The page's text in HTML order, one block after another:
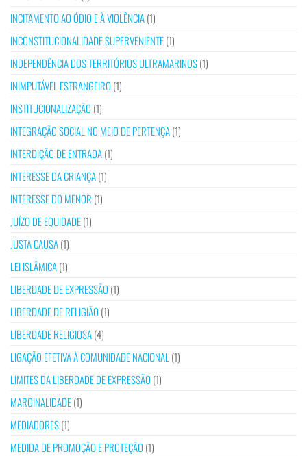
INCITAMENTO AO ÓDIO E À VIOLÊNCIA(1)
INCONSTITUCIONALIDADE SUPERVENIENTE(1)
INDEPENDÊNCIA DOS TERRITÓRIOS ULTRAMARINOS(1)
INIMPUTÁVEL ESTRANGEIRO (1)
INSTITUCIONALIZAÇÃO (1)
INTEGRAÇÃO SOCIAL NO MEIO DE PERTENÇA(1)
INTERDIÇÃO DE ENTRADA(1)
INTERESSE DA CRIANÇA(1)
INTERESSE DO MENOR (1)
JUÍZO DE EQUIDADE(1)
JUSTA CAUSA(1)
LEI ISLÂMICA(1)
LIBERDADE DE EXPRESSÃO (1)
LIBERDADE DE RELIGIÃO (1)
LIBERDADE RELIGIOSA(4)
LIGAÇÃO EFETIVA À COMUNIDADE NACIONAL (1)
LIMITES DA LIBERDADE DE EXPRESSÃO (1)
MARGINALIDADE(1)
MEDIADORES(1)
MEDIDA DE PROMOÇÃO E PROTEÇÃO (1)